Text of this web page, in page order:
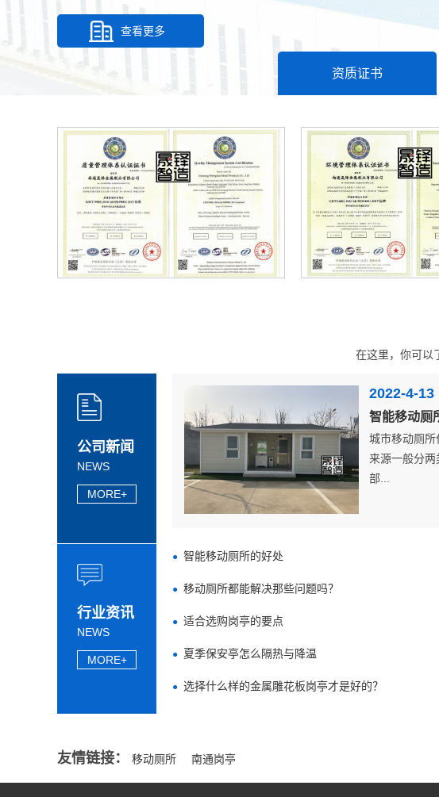
查看更多
资质证书
在这里，你可以
公司新闻
NEWS
MORE+
行业资讯
NEWS
MORE+
2022-4-13
智能移动厕
城市移动厕
来源一般分两
部...
智能移动厕所的好处
移动厕所都能解决那些问题吗？
适合选购岗亭的要点
夏季保安亭怎么隔热与降温
选择什么样的金属雕花板岗亭才是好的？
友情链接： 移动厕所 南通岗亭